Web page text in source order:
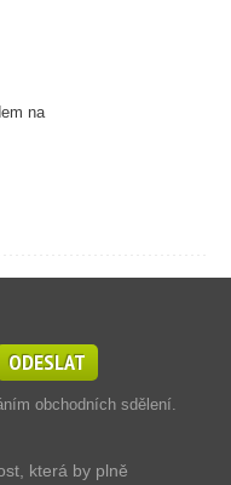
na
ODESLAT
obchodních sdělení.
která by plně